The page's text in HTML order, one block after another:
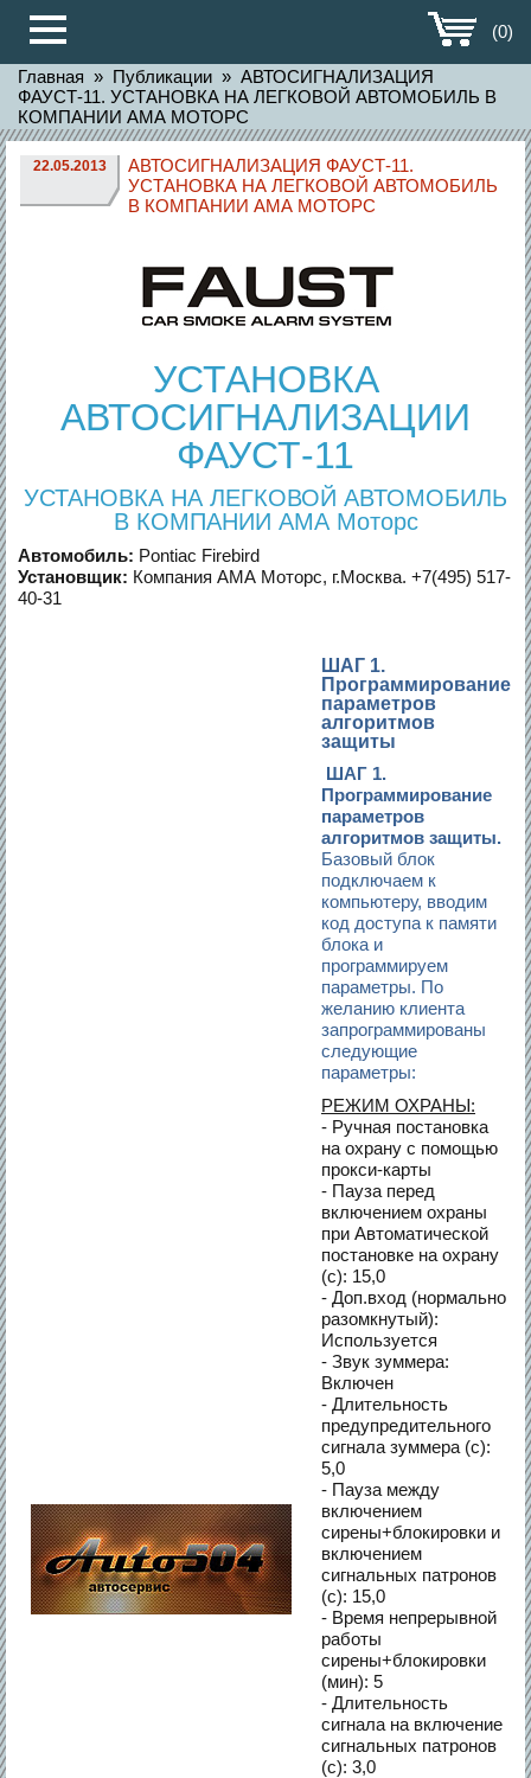
(0)
Главная » Публикации » АВТОСИГНАЛИЗАЦИЯ
ФАУСТ-11. УСТАНОВКА НА ЛЕГКОВОЙ АВТОМОБИЛЬ В
КОМПАНИИ АМА МОТОРС
22.05.2013
АВТОСИГНАЛИЗАЦИЯ ФАУСТ-11.
УСТАНОВКА НА ЛЕГКОВОЙ АВТОМОБИЛЬ
В КОМПАНИИ АМА МОТОРС
УСТАНОВКА
АВТОСИГНАЛИЗАЦИИ
ФАУСТ-11
УСТАНОВКА НА ЛЕГКОВОЙ АВТОМОБИЛЬ
В КОМПАНИИ АМА Моторс
Автомобиль: Pontiac Firebird
Установщик: Компания АМА Моторс, г.Москва. +7(495) 517-
40-31
ШАГ 1.
Программирование
параметров
алгоритмов
защиты
ШАГ 1.
Программирование
параметров
алгоритмов защиты.
Базовый блок
подключаем к
компьютеру, вводим
код доступа к памяти
блока и
программируем
параметры. По
желанию клиента
запрограммированы
следующие
параметры:
РЕЖИМ ОХРАНЫ:
- Ручная постановка
на охрану с помощью
прокси-карты
- Пауза перед
включением охраны
при Автоматической
постановке на охрану
(с): 15,0
- Доп.вход (нормально
разомкнутый):
Используется
- Звук зуммера:
Включен
- Длительность
предупредительного
сигнала зуммера (с):
5,0
- Пауза между
включением
сирены+блокировки и
включением
сигнальных патронов
(с): 15,0
- Время непрерывной
работы
сирены+блокировки
(мин): 5
- Длительность
сигнала на включение
сигнальных патронов
(с): 3,0